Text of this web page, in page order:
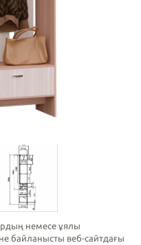
немесе ұялы
байланысты веб-сайтдағы